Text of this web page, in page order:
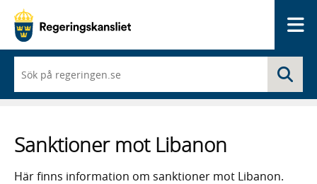
du
börjar
skriva
en
lista
med
Sanktioner mot Libanon
Här finns information om sanktioner mot Libanon.